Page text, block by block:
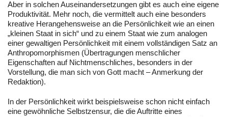
Aber in solchen Auseinandersetzungen gibt es auch eine eigene
Produktivität. Mehr noch, die vermittelt auch eine besonders
kreative Herangehensweise an die Persönlichkeit wie an einen
„kleinen Staat in sich“ und zu einem Staat wie zum analogen
einer gewaltigen Persönlichkeit mit einem vollständigen Satz an
Anthropomorphismen (Übertragungen menschlicher
Eigenschaften auf Nichtmenschliches, besonders in der
Vorstellung, die man sich von Gott macht – Anmerkung der
Redaktion).
In der Persönlichkeit wirkt beispielsweise schon nicht einfach
eine gewöhnliche Selbstzensur, die die Auftritte eines